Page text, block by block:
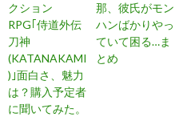
クション
RPG｢侍道外伝
刀神
(KATANAKAMI
)｣面白さ、魅力
は？購入予定者
に聞いてみた。
那、彼氏がモン
ハンばかりやっ
ていて困る…ま
とめ